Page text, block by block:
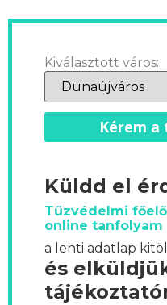
Kiválasztott város:
Kérem
Küldd el
Tűzvédelmi
online tanfolyam
a lenti adatlap
és